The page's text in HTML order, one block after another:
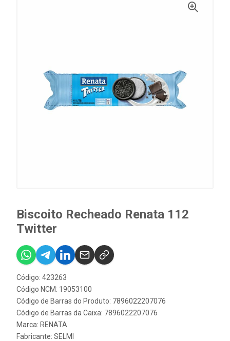
Biscoito Recheado Renata 112
Twitter
Código: 423263
Código NCM: 19053100
Código de Barras do Produto: 7896022207076
Código de Barras da Caixa: 7896022207076
Marca: RENATA
Fabricante: SELMI